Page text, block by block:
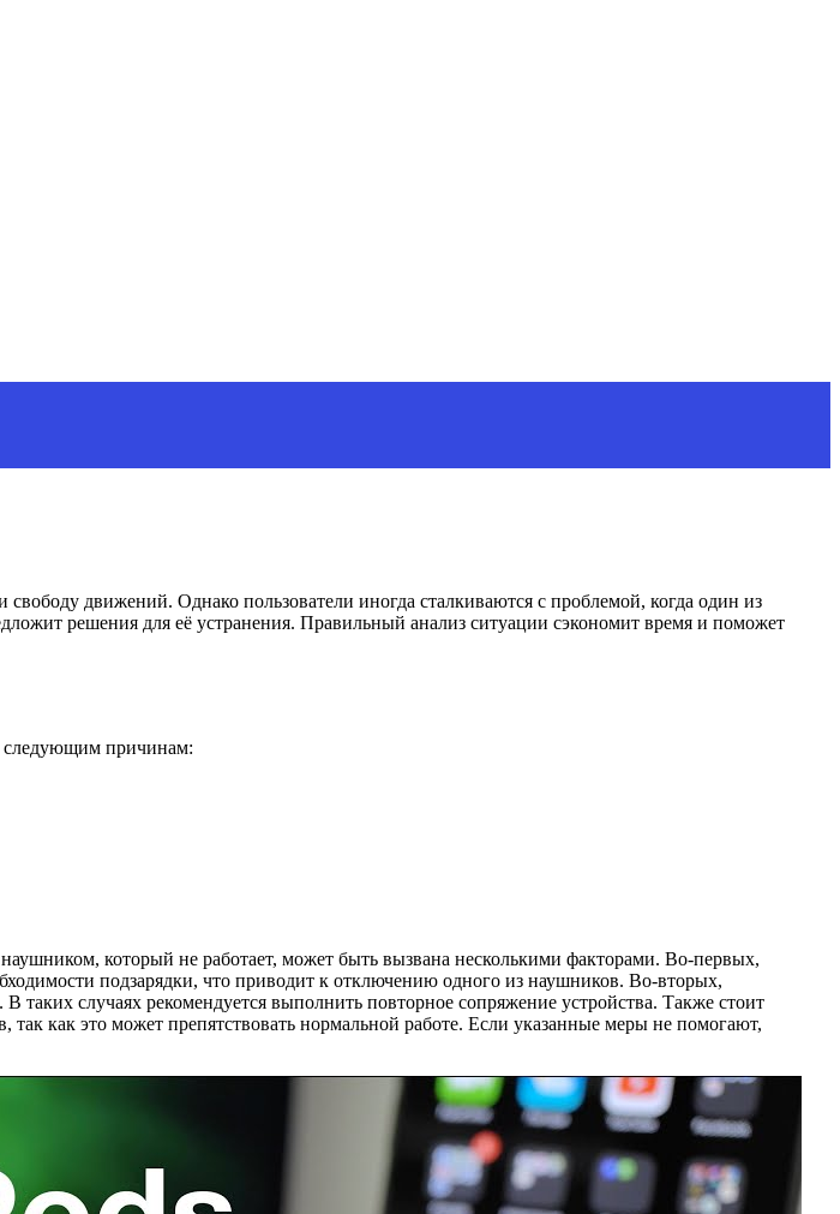
движений. Однако пользователи иногда сталкиваются с проблемой, когда один из
решения для её устранения. Правильный анализ ситуации сэкономит время и поможет
следующим причинам:
который не работает, может быть вызвана несколькими факторами. Во-первых,
подзарядки, что приводит к отключению одного из наушников. Во-вторых,
случаях рекомендуется выполнить повторное сопряжение устройства. Также стоит
так как это может препятствовать нормальной работе. Если указанные меры не помогают,